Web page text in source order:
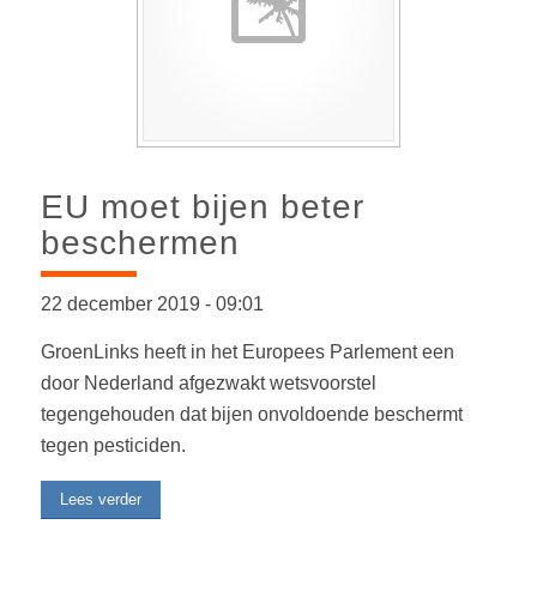
EU moet bijen beter
beschermen
22 december 2019 -09:01
GroenLinks heeft in het Europees Parlement een
door Nederland afgezwakt wetsvoorstel
tegengehouden dat bijen onvoldoende beschermt
tegen pesticiden.
Lees verder